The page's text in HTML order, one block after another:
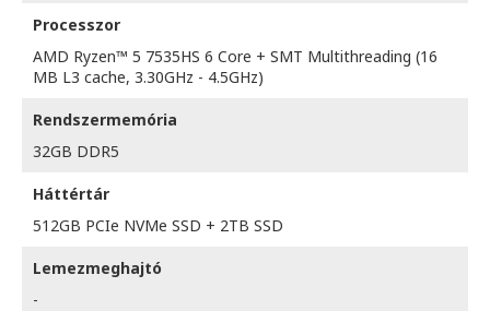
Processzor
AMD Ryzen™ 5 7535HS 6 Core + SMT Multithreading (16
MB L3 cache, 3.30GHz - 4.5GHz)
Rendszermemória
32GB DDR5
Háttértár
512GB PCIe NVMe SSD + 2TB SSD
Lemezmeghajtó
-